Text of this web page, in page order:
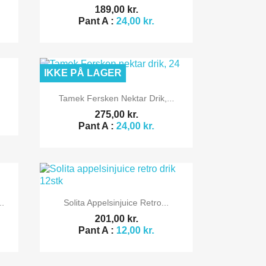
189,00 kr.
Pant A :24,00 kr.
 Vis her
Tamek Fersken Nektar Drik,...
275,00 kr.
Pant A :24,00 kr.
IKKE PÅ LAGER
 Vis her
Solita Appelsinjuice Retro...
201,00 kr.
Pant A : 12,00 kr.